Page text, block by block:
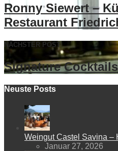
Ronny Siewert –
Restaurant
NÄCHSTER POST
Signature
Neuste Posts
Weingut Castel Savina –
Januar 27, 2026